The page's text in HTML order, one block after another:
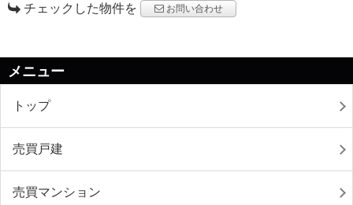
チェックした物件を お問い合わせ
メニュー
トップ
売買戸建
売買マンション